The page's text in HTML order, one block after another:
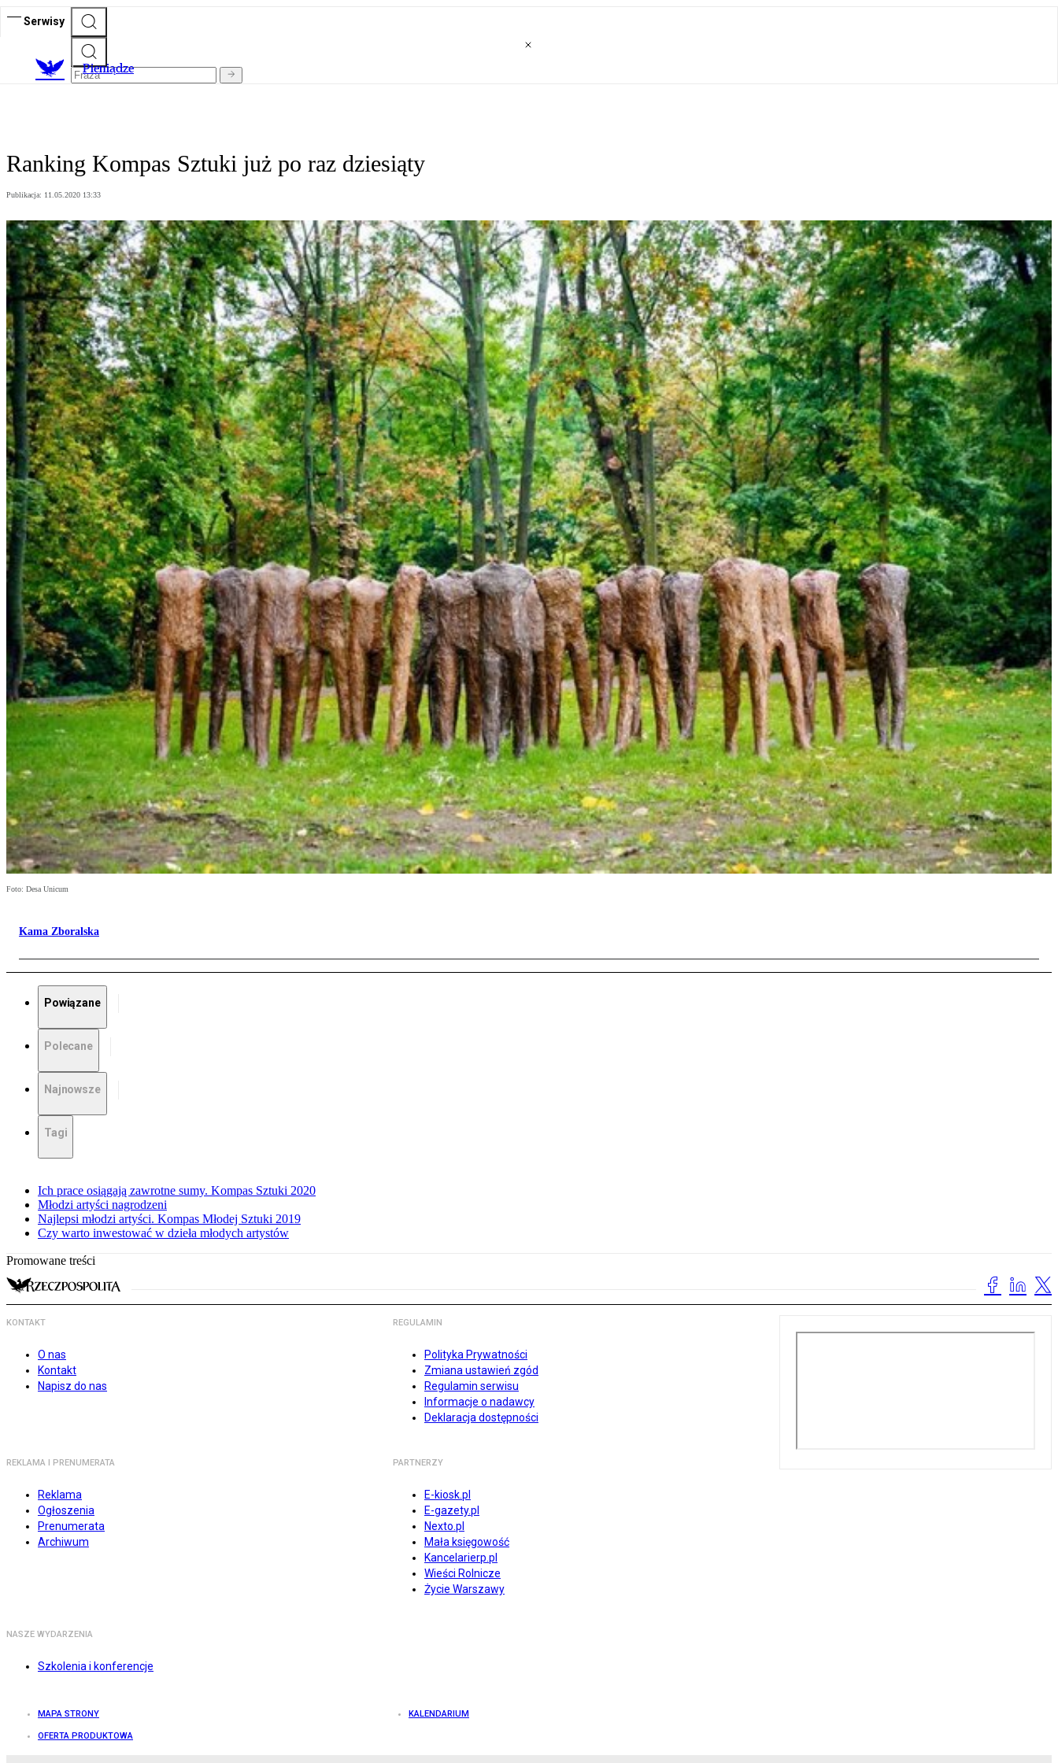
Serwisy
Pieniądze
Ranking Kompas Sztuki już po raz dziesiąty
Publikacja: 11.05.2020 13:33
Foto: Desa Unicum
Kama Zboralska
Powiązane
Polecane
Najnowsze
Tagi
Ich prace osiągają zawrotne sumy. Kompas Sztuki 2020
Młodzi artyści nagrodzeni
Najlepsi młodzi artyści. Kompas Młodej Sztuki 2019
Czy warto inwestować w dzieła młodych artystów
Promowane treści
KONTAKT
O nas
Kontakt
Napisz do nas
REGULAMIN
Polityka Prywatności
Zmiana ustawień zgód
Regulamin serwisu
Informacje o nadawcy
Deklaracja dostępności
REKLAMA I PRENUMERATA
Reklama
Ogłoszenia
Prenumerata
Archiwum
PARTNERZY
E-kiosk.pl
E-gazety.pl
Nexto.pl
Mała księgowość
Kancelarierp.pl
Wieści Rolnicze
Życie Warszawy
NASZE WYDARZENIA
Szkolenia i konferencje
MAPA STRONY KALENDARIUM
OFERTA PRODUKTOWA